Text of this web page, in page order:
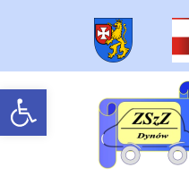
Otwórz pasek narzędzi